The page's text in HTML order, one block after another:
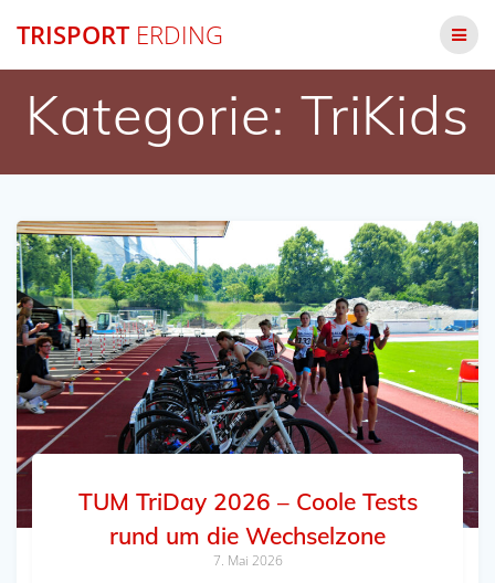
TRISPORTERDING
Kategorie: TriKids
TUM TriDay 2026 – Coole Tests
rund um die Wechselzone
7. Mai 2026